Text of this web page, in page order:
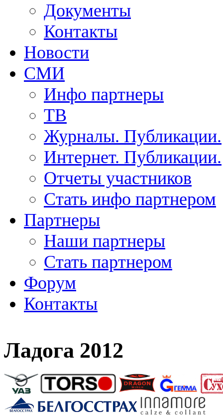
Документы
Контакты
Новости
СМИ
Инфо партнеры
ТВ
Журналы. Публикации.
Интернет. Публикации.
Отчеты участников
Стать инфо партнером
Партнеры
Наши партнеры
Стать партнером
Форум
Контакты
Ладога 2012